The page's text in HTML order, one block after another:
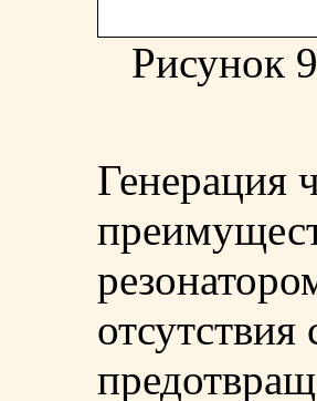
Рисунок
Генерация